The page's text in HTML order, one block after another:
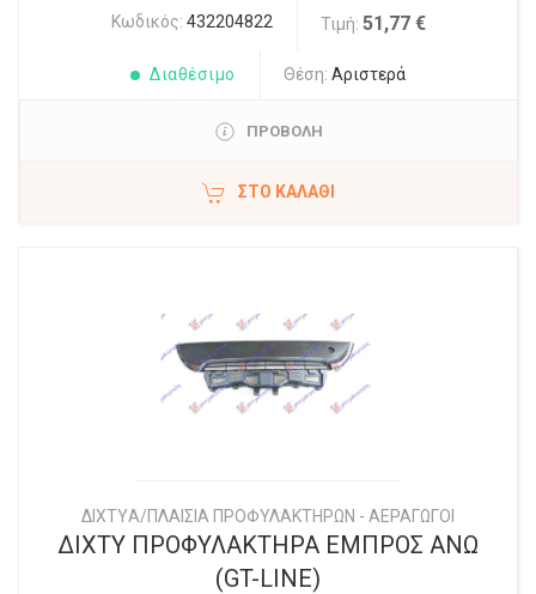
Κωδικός: 432204822 Τιμή: 51,77 €
Διαθέσιμο Θέση: Αριστερά
ΠΡΟΒΟΛΗ
ΣΤΟ ΚΑΛΆΘΙ
ΔΙΧΤYΑ/ΠΛΑΙΣΙΑ ΠΡΟΦΥΛΑΚΤΗΡΩΝ - ΑΕΡΑΓΩΓΟΙ
ΔΙΧΤΥ ΠΡΟΦΥΛΑΚΤΗΡΑ ΕΜΠΡΟΣ ΑΝΩ
(GT-LINE)